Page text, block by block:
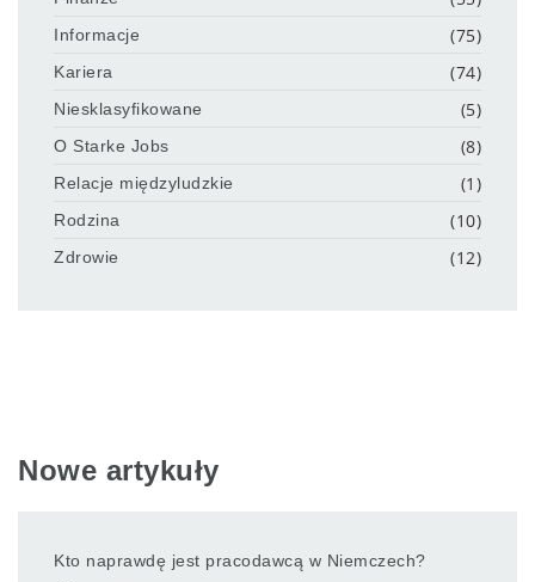
Informacje (75)
Kariera (74)
Niesklasyfikowane (5)
O Starke Jobs (8)
Relacje międzyludzkie (1)
Rodzina (10)
Zdrowie (12)
Nowe artykuły
Kto naprawdę jest pracodawcą w Niemczech?